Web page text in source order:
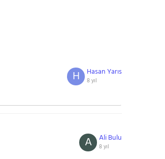
Hasan Yarıs
8 yıl
H
Ali Bulu
8 yıl
A